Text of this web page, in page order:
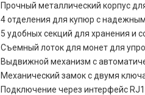
Прочный металлический корпус
4 отделения для купюр с
5 удобных секций для хранения и
Съемный лоток для монет для
Выдвижной механизм с
Механический замок с двумя
Подключение через интерфейс